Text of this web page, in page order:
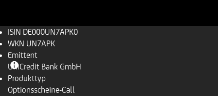
ISIN DE000UN7APK0
WKN UN7APK
Emittent
UniCredit Bank GmbH
Produkttyp
Optionsscheine-Call